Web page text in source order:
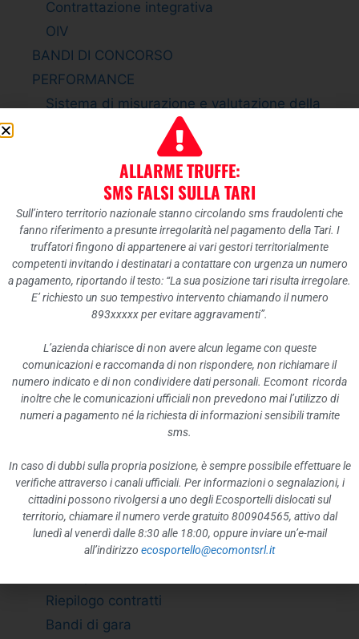
Contrattazione integrativa
OIV
BANDI DI CONCORSO
PERFORMANCE
Sistema di misurazione e valutazione della
Piano della Performance
Relazione sulla Performance
Ammontare complessivo dei premi
Dati relativi ai premi
ENTI CONTROLLATI
Enti pubblici vigilati
Società partecipate
Enti di diritto privato controllati
Rappresentazione grafica
ATTIVITÀ E PROCEDIMENTI
Tipologie di procedimento
Dichiarazioni sostitutive e acquisizione
Provvedimenti organi indirizzo politico
Provvedimenti dirigenti amministrativi
CONTROLLI SULLE IMPRESE
BANDI DI GARA E CONTRATTI
Riepilogo contratti
Bandi di gara
ALLARME TRUFFE:
SMS FALSI SULLA TARI
Sull’intero territorio nazionale stanno circolando sms fraudolenti che
fanno riferimento a presunte irregolarità nel pagamento della Tari. I
truffatori fingono di appartenere ai vari gestori territorialmente
competenti invitando i destinatari a contattare con urgenza un numero
a pagamento, riportando il testo: “La sua posizione tari risulta irregolare.
E’ richiesto un suo tempestivo intervento chiamando il numero
893xxxxx per evitare aggravamenti”.
L’azienda chiarisce di non avere alcun legame con queste
comunicazioni e raccomanda di non rispondere, non richiamare il
numero indicato e di non condividere dati personali. Ecomont ricorda
inoltre che le comunicazioni ufficiali non prevedono mai l’utilizzo di
numeri a pagamento né la richiesta di informazioni sensibili tramite
sms.
In caso di dubbi sulla propria posizione, è sempre possibile effettuare le
verifiche attraverso i canali ufficiali. Per informazioni o segnalazioni, i
cittadini possono rivolgersi a uno degli Ecosportelli dislocati sul
territorio, chiamare il numero verde gratuito 800904565, attivo dal
lunedì al venerdì dalle 8:30 alle 18:00, oppure inviare un’e-mail
all’indirizzo ecosportello@ecomontsrl.it